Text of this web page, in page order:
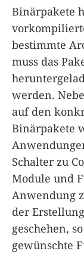
Binärpakete
bestimmte
muss das
werden.
auf den
Binärpakete
Schalter zu
Module und
Anwendung
der
geschehen,
gewünschte